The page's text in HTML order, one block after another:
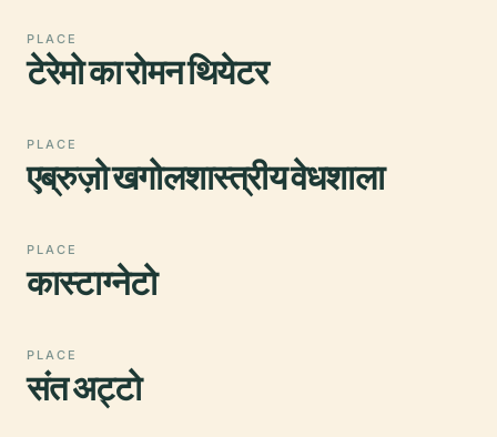
PLACE
टेरेमो का रोमन थियेटर
PLACE
एब्रुज़ो खगोलशास्त्रीय वेधशाला
PLACE
कास्टाग्नेटो
PLACE
संत अट्टो